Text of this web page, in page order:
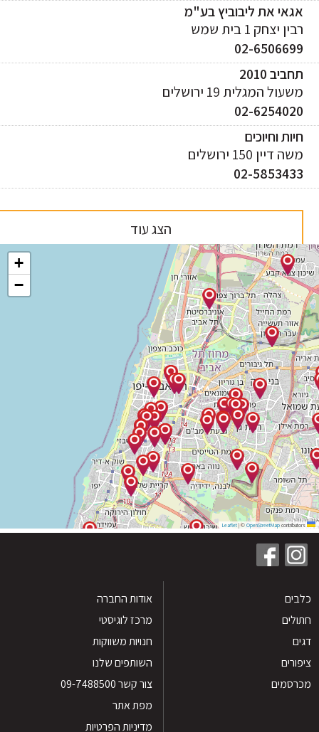
את ליבוביץ בע"מ
יצחק 1 בית שמש
02-
2010
המגלית 19 ירושלים
02-
וחיוכים
150 ירושלים
02-
הצג עוד
|©OpenStreetMap
אודות החברה
מרכז לוגיסטי
חנויות משווקות
השותפים שלנו
צור קשר 09-7488500
מפת אתר
מדיניות הפרטיות